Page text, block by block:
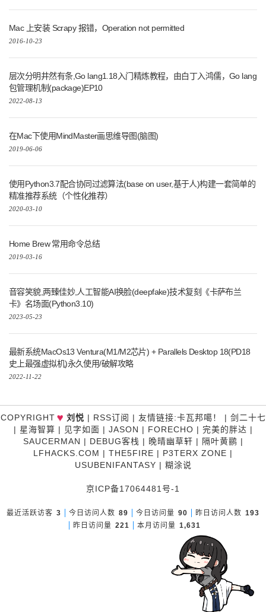
Mac 上安装 Scrapy 报错，Operation not permitted
2016-10-23
层次分明井然有条,Go lang1.18入门精炼教程，由白丁入鸿儒，Go lang
包管理机制(package)EP10
2022-08-13
在Mac下使用MindMaster画思维导图(脑图)
2019-06-06
使用Python3.7配合协同过滤算法(base on user,基于人)构建一套简单的
精准推荐系统（个性化推荐）
2020-03-10
Home Brew 常用命令总结
2019-03-16
音容笑貌,两臻佳妙,人工智能AI换脸(deepfake)技术复刻《卡萨布兰
卡》名场面(Python3.10)
2023-05-23
最新系统MacOs13 Ventura(M1/M2芯片) + Parallels Desktop 18(PD18
史上最强虚拟机)永久使用/破解攻略
2022-11-22
COPYRIGHT♥ 刘悦 | RSS订阅 | 友情链接:卡瓦邦噶！ | 剑二十七
| 星海智算 | 见字如面 | JASON | FORECHO | 完美的胖达 |
SAUCERMAN | DEBUG客栈 | 晚晴幽草轩 | 隔叶黄鹂 |
LFHACKS.COM | THE5FIRE | P3TERX ZONE |
USUBENIFANTASY | 糊涂说
京ICP备17064481号-1
最近活跃访客 3 今日访问人数 89 今日访问量 90 昨日访问人数 193
昨日访问量 221 本月访问量 1,631